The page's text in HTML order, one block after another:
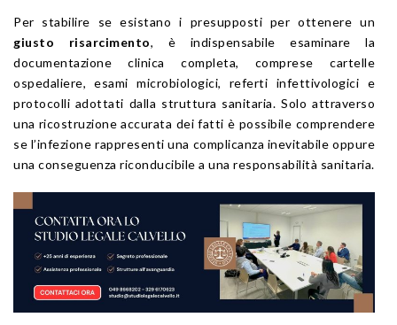
Per stabilire se esistano i presupposti per ottenere un
giusto risarcimento, è indispensabile esaminare la
documentazione clinica completa, comprese cartelle
ospedaliere, esami microbiologici, referti infettivologici e
protocolli adottati dalla struttura sanitaria. Solo attraverso
una ricostruzione accurata dei fatti è possibile comprendere
se l’infezione rappresenti una complicanza inevitabile oppure
una conseguenza riconducibile a una responsabilità sanitaria.